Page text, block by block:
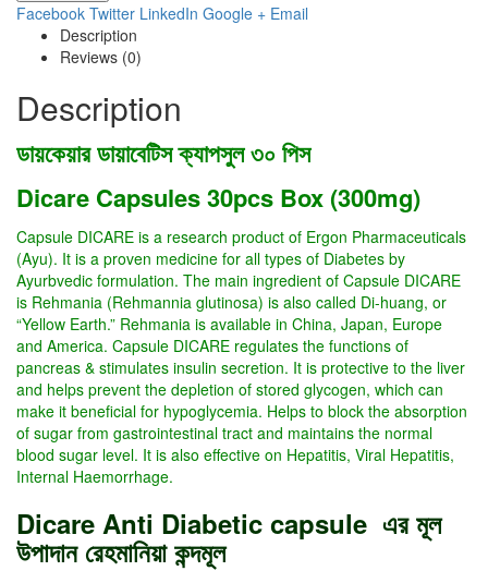
Facebook Twitter LinkedIn Google + Email
Description
Reviews (0)
Description
ডায়কেয়ার ডায়াবেটিস ক্যাপসুল ৩০ পিস
Dicare Capsules 30pcs Box (300mg)
Capsule DICARE is a research product of Ergon Pharmaceuticals
(Ayu). It is a proven medicine for all types of Diabetes by
Ayurbvedic formulation. The main ingredient of Capsule DICARE
is Rehmania (Rehmannia glutinosa) is also called Di-huang, or
“Yellow Earth.” Rehmania is available in China, Japan, Europe
and America. Capsule DICARE regulates the functions of
pancreas & stimulates insulin secretion. It is protective to the liver
and helps prevent the depletion of stored glycogen, which can
make it beneficial for hypoglycemia. Helps to block the absorption
of sugar from gastrointestinal tract and maintains the normal
blood sugar level. It is also effective on Hepatitis, Viral Hepatitis,
Internal Haemorrhage.
Dicare Anti Diabetic capsule এর মূল
উপাদান রেহমানিয়া কন্দমূল